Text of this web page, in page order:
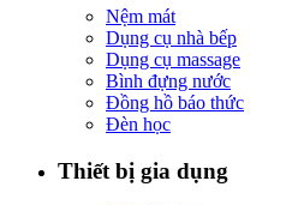
Nệm mát
Dụng cụ nhà bếp
Dụng cụ massage
Bình đựng nước
Đồng hồ báo thức
Đèn học
Thiết bị gia dụng